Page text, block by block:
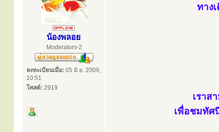
น้องพลอย
Moderators-2
ลงทะเบียนเมื่อ: 05 มิ.ย. 2009,
10:51
โพสต์: 2919
ทาง
เราส
เพื่อชมทัศ